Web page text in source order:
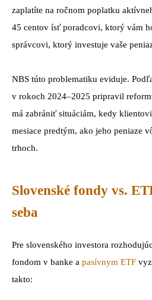
zaplatíte na ročnom poplatku
45 centov ísť poradcovi, ktorý vám
správcovi, ktorý investuje vaše
NBS túto problematiku eviduje.
v rokoch 2024–2025 pripravil
má zabrániť situáciám, kedy
mesiace predtým, ako jeho peniaze
trhoch.
Slovenské fondy vs.
seba
Pre slovenského investora
fondom v banke a pasívnym ETF
takto: